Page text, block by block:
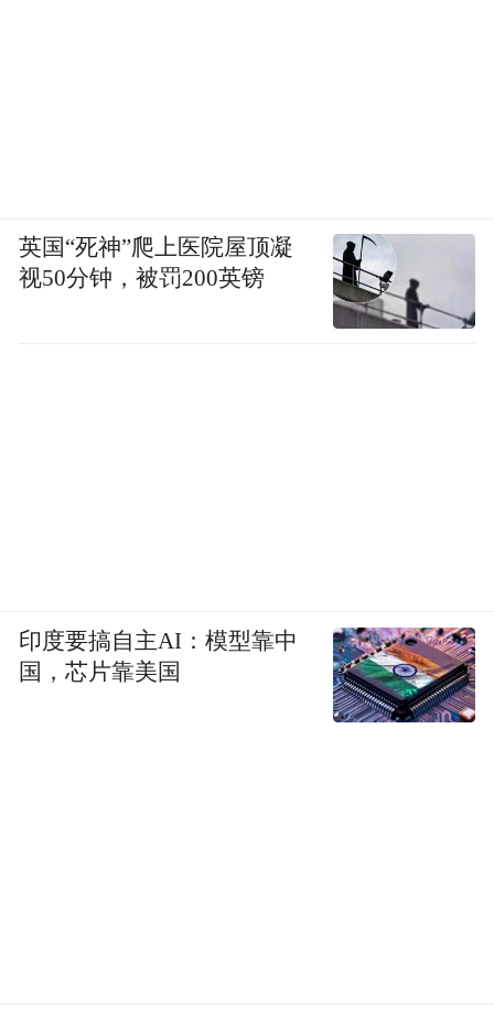
英国“死神”爬上医院屋顶凝
视50分钟，被罚200英镑
印度要搞自主AI：模型靠中
国，芯片靠美国